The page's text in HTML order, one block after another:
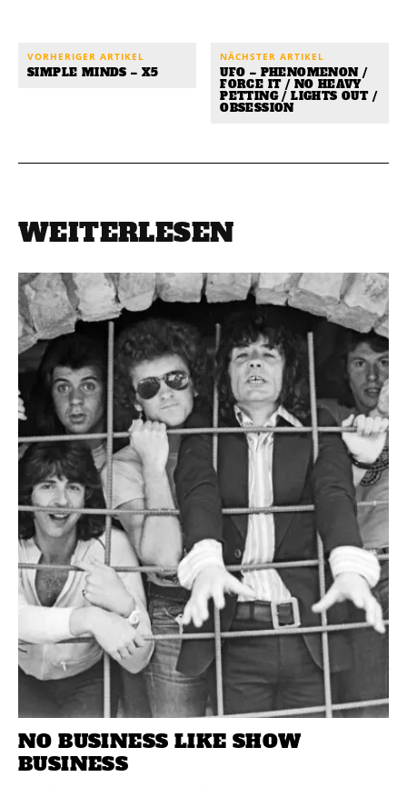
VORHERIGER ARTIKEL
SIMPLE MINDS – X5
NÄCHSTER ARTIKEL
UFO – PHENOMENON /
FORCE IT / NO HEAVY
PETTING / LIGHTS OUT /
OBSESSION
WEITERLESEN
NO BUSINESS LIKE SHOW
BUSINESS